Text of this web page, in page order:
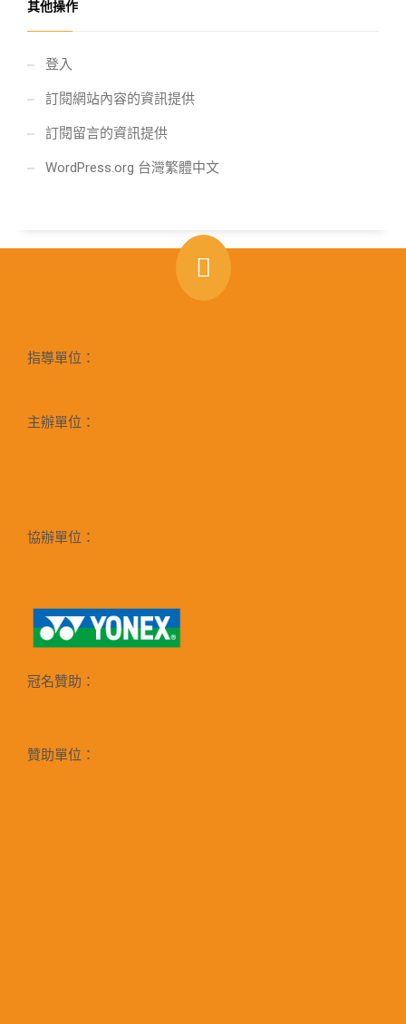
其他操作
登入
訂閱網站內容的資訊提供
訂閱留言的資訊提供
WordPress.org 台灣繁體中文
指導單位：
主辦單位：
協辦單位：
冠名贊助：
贊助單位：